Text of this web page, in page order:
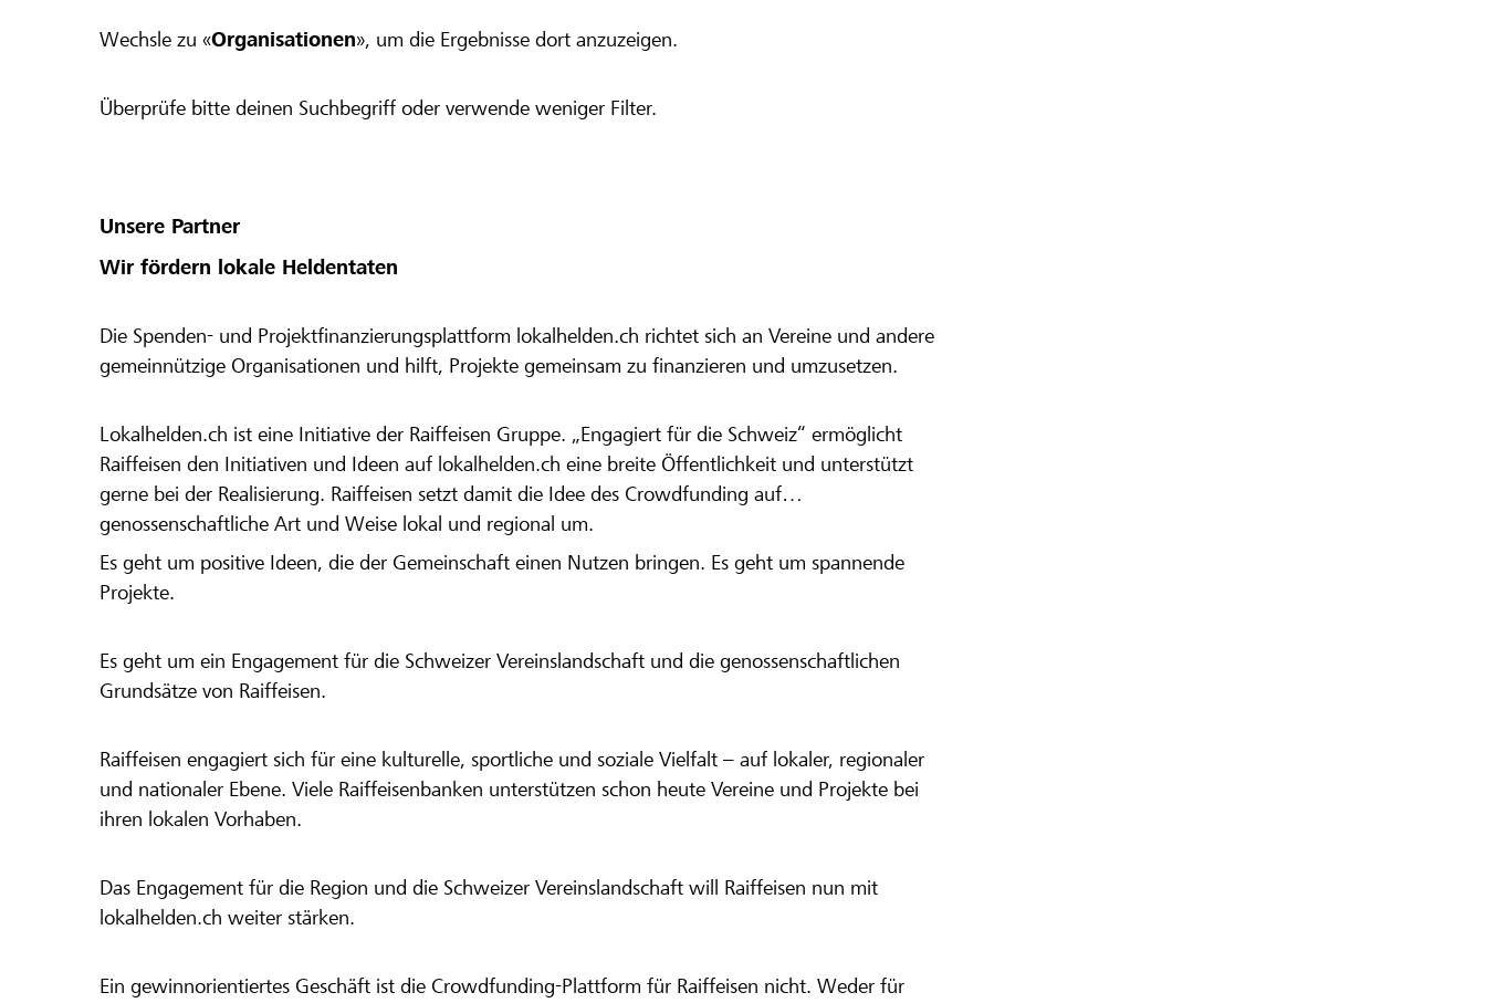
Wechsle zu «Organisationen», um die Ergebnisse dort anzuzeigen.
Überprüfe bitte deinen Suchbegriff oder verwende weniger Filter.
Unsere Partner
Wir fördern lokale Heldentaten
Die Spenden- und Projektfinanzierungsplattform lokalhelden.ch richtet sich an Vereine und andere
gemeinnützige Organisationen und hilft, Projekte gemeinsam zu finanzieren und umzusetzen.
Lokalhelden.ch ist eine Initiative der Raiffeisen Gruppe. „Engagiert für die Schweiz“ ermöglicht
Raiffeisen den Initiativen und Ideen auf lokalhelden.ch eine breite Öffentlichkeit und unterstützt
gerne bei der Realisierung. Raiffeisen setzt damit die Idee des Crowdfunding auf
genossenschaftliche Art und Weise lokal und regional um.
Es geht um positive Ideen, die der Gemeinschaft einen Nutzen bringen. Es geht um spannende
Projekte.
Es geht um ein Engagement für die Schweizer Vereinslandschaft und die genossenschaftlichen
Grundsätze von Raiffeisen.
Raiffeisen engagiert sich für eine kulturelle, sportliche und soziale Vielfalt – auf lokaler, regionaler
und nationaler Ebene. Viele Raiffeisenbanken unterstützen schon heute Vereine und Projekte bei
ihren lokalen Vorhaben.
Das Engagement für die Region und die Schweizer Vereinslandschaft will Raiffeisen nun mit
lokalhelden.ch weiter stärken.
Ein gewinnorientiertes Geschäft ist die Crowdfunding-Plattform für Raiffeisen nicht. Weder für